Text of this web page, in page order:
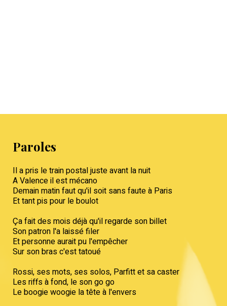
Paroles
Il a pris le train postal juste avant la nuit
A Valence il est mécano
Demain matin faut qu'il soit sans faute à Paris
Et tant pis pour le boulot
Ça fait des mois déjà qu'il regarde son billet
Son patron l'a laissé filer
Et personne aurait pu l'empêcher
Sur son bras c'est tatoué
Rossi, ses mots, ses solos, Parfitt et sa caster
Les riffs à fond, le son go go
Le boogie woogie la tête à l'envers